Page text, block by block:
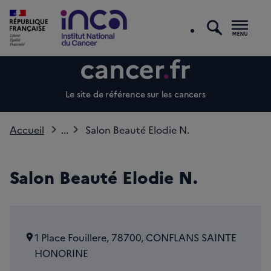
Le site de référence sur les cancers
Accueil ... Salon Beauté Elodie N.
Salon Beauté Elodie N.
1 Place Fouillere, 78700, CONFLANS SAINTE
HONORINE